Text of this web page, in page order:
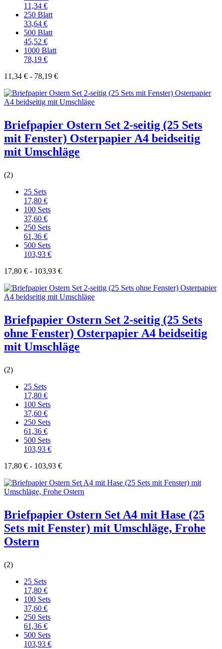
11,34 €
250 Blatt
33,64 €
500 Blatt
45,52 €
1000 Blatt
78,19 €
11,34 € - 78,19 €
Briefpapier Ostern Set 2-seitig (25 Sets
mit Fenster) Osterpapier A4 beidseitig
mit Umschläge
(2)
25 Sets
17,80 €
100 Sets
37,60 €
250 Sets
61,36 €
500 Sets
103,93 €
17,80 € - 103,93 €
Briefpapier Ostern Set 2-seitig (25 Sets
ohne Fenster) Osterpapier A4 beidseitig
mit Umschläge
(2)
25 Sets
17,80 €
100 Sets
37,60 €
250 Sets
61,36 €
500 Sets
103,93 €
17,80 € - 103,93 €
Briefpapier Ostern Set A4 mit Hase (25
Sets mit Fenster) mit Umschläge, Frohe
Ostern
(2)
25 Sets
17,80 €
100 Sets
37,60 €
250 Sets
61,36 €
500 Sets
103,93 €